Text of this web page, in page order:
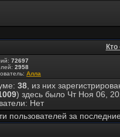
72697
2958
Алла
38, из них
) здесь было Чт Ноя 06,
Нет
пользователей за